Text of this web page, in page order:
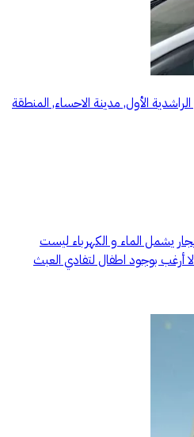
الأول, مدينة الاحساء, المنطقة
يشمل الماء و الكهرباء ليست
أرغب بوجود اطفال لتفادي العبث